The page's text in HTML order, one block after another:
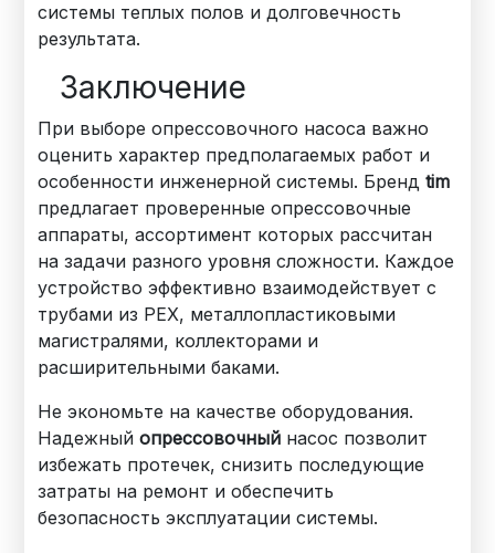
системы теплых полов и долговечность
результата.
Заключение
При выборе опрессовочного насоса важно
оценить характер предполагаемых работ и
особенности инженерной системы. Брендtim
предлагает проверенные опрессовочные
аппараты, ассортимент которых рассчитан
на задачи разного уровня сложности. Каждое
устройство эффективно взаимодействует с
трубами из PEX, металлопластиковыми
магистралями, коллекторами и
расширительными баками.
Не экономьте на качестве оборудования.
Надежныйопрессовочный насос позволит
избежать протечек, снизить последующие
затраты на ремонт и обеспечить
безопасность эксплуатации системы.